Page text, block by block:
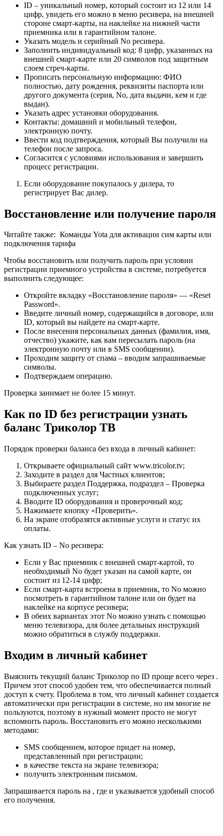
ID – уникальный номер, который состоит из 12 или 14
цифр, увидеть его можно в меню ресивера, на внешней
стороне смарт-карты, на наклейке на нижней части
приемника или в гарантийном талоне.
Указать модель и серийный No ресивера.
Заполнить индивидуальный код: 8 цифр, указанных на
внешней смарт-карте или 20 символов под защитным
слоем стреч-карты.
Прописать персональную информацию: ФИО
полностью, дату рождения, реквизиты паспорта или
другого документа (серия, No, дата выдачи, кем и где
выдан).
Указать адрес установки оборудования.
Контакты: домашний и мобильный телефон,
электронную почту.
Ввести код подтверждения, который Вы получили на
телефон после запроса.
Согласится с условиями использования и завершить
процесс регистрации.
Если оборудование покупалось у дилера, то
регистрирует Вас дилер.
Восстановление или получение пароля
Читайте также: Команды Yota для активации сим карты или
подключения тарифа
Чтобы восстановить или получить пароль при условии
регистрации приемного устройства в системе, потребуется
выполнить следующее:
Откройте вкладку «Восстановление пароля» — «Reset
Password».
Введите личный номер, содержащийся в договоре, или
ID, который вы найдете на смарт-карте.
После внесения персональных данных (фамилия, имя,
отчество) укажите, как вам пересылать пароль (на
электронную почту или в SMS сообщении).
Проходим защиту от спама – вводим запрашиваемые
символы.
Подтверждаем операцию.
Проверка занимает не более 15 минут.
Как по ID без регистрации узнать
баланс Триколор ТВ
Порядок проверки баланса без входа в личный кабинет:
Открываете официальный сайт www.tricolor.tv;
Заходите в раздел для Частных клиентов;
Выбираете раздел Поддержка, подраздел – Проверка
подключенных услуг;
Вводите ID оборудования и проверочный код;
Нажимаете кнопку «Проверить».
На экране отобразятся активные услуги и статус их
оплаты.
Как узнать ID – No ресивера:
Если у Вас приемник с внешней смарт-картой, то
необходимый No будет указан на самой карте, он
состоит из 12-14 цифр;
Если смарт-карта встроена в приемник, то No можно
посмотреть в гарантийном талоне или он будет на
наклейке на корпусе ресивера;
В обеих вариантах этот No можно узнать с помощью
меню телевизора, для более детальных инструкций
можно обратиться в службу поддержки.
Входим в личный кабинет
Выяснить текущий баланс Триколор по ID проще всего через .
Причем этот способ удобен тем, что обеспечивается полный
доступ к счету. Проблема в том, что личный кабинет создается
автоматически при регистрации в системе, но им многие не
пользуются, поэтому в нужный момент просто не могут
вспомнить пароль. Восстановить его можно несколькими
методами:
SMS сообщением, которое придет на номер,
представленный при регистрации;
в качестве текста на экране телевизора;
получить электронным письмом.
Запрашивается пароль на , где и указывается удобный способ
его получения.